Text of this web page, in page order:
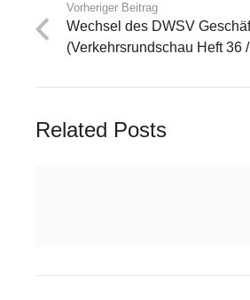
Vorheriger Beitrag
Wechsel des DWSV
(Verkehrsrundschau Heft 36
Related Posts